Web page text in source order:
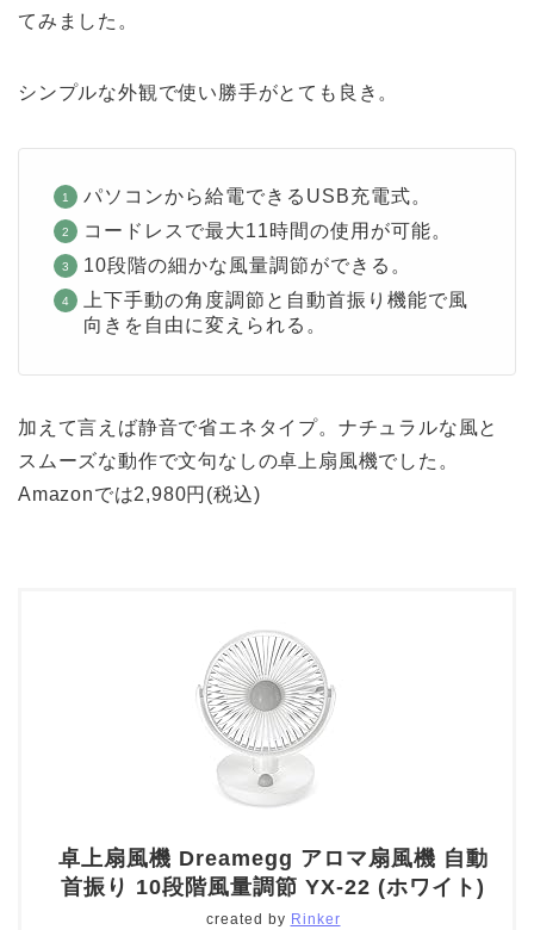
てみました。
シンプルな外観で使い勝手がとても良き。
パソコンから給電できるUSB充電式。
コードレスで最大11時間の使用が可能。
10段階の細かな風量調節ができる。
上下手動の角度調節と自動首振り機能で風
向きを自由に変えられる。
加えて言えば静音で省エネタイプ。ナチュラルな風と
スムーズな動作で文句なしの卓上扇風機でした。
Amazonでは2,980円(税込)
卓上扇風機 Dreamegg アロマ扇風機 自動
首振り 10段階風量調節 YX-22 (ホワイト)
created by Rinker